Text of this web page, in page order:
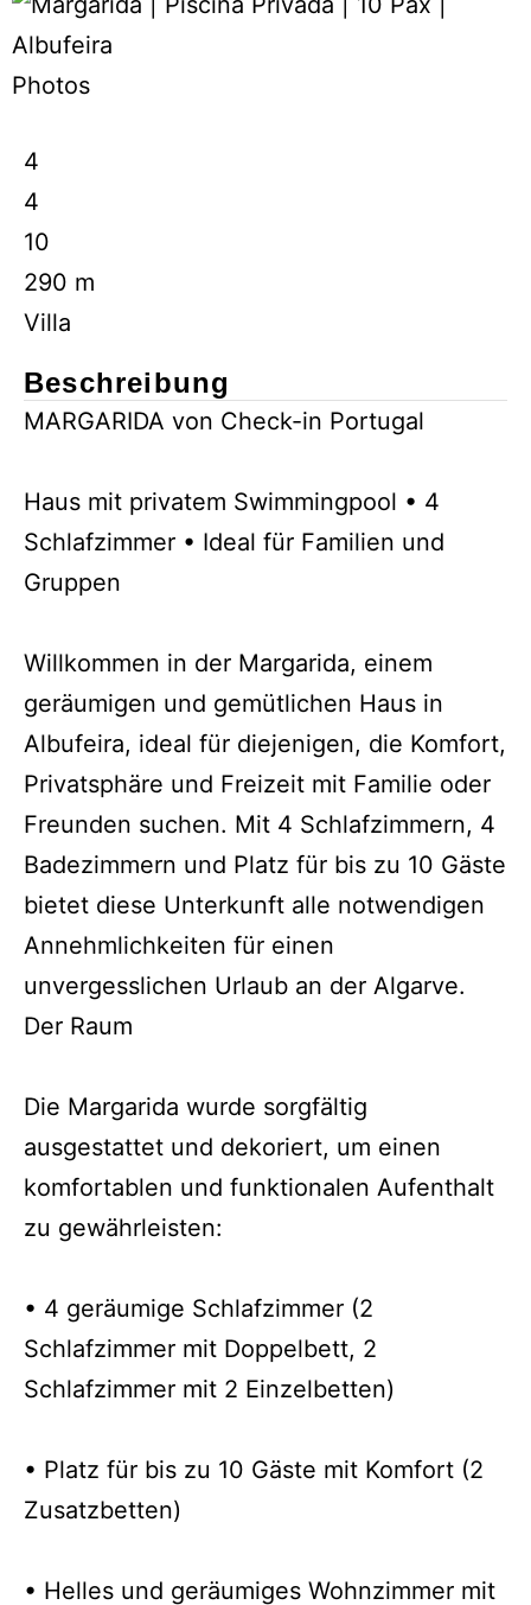
Photos
4
4
10
290 m
Villa
Beschreibung
MARGARIDA von Check-in Portugal
Haus mit privatem Swimmingpool • 4
Schlafzimmer • Ideal für Familien und
Gruppen
Willkommen in der Margarida, einem
geräumigen und gemütlichen Haus in
Albufeira, ideal für diejenigen, die Komfort,
Privatsphäre und Freizeit mit Familie oder
Freunden suchen. Mit 4 Schlafzimmern, 4
Badezimmern und Platz für bis zu 10 Gäste
bietet diese Unterkunft alle notwendigen
Annehmlichkeiten für einen
unvergesslichen Urlaub an der Algarve.
Der Raum
Die Margarida wurde sorgfältig
ausgestattet und dekoriert, um einen
komfortablen und funktionalen Aufenthalt
zu gewährleisten:
• 4 geräumige Schlafzimmer (2
Schlafzimmer mit Doppelbett, 2
Schlafzimmer mit 2 Einzelbetten)
• Platz für bis zu 10 Gäste mit Komfort (2
Zusatzbetten)
• Helles und geräumiges Wohnzimmer mit